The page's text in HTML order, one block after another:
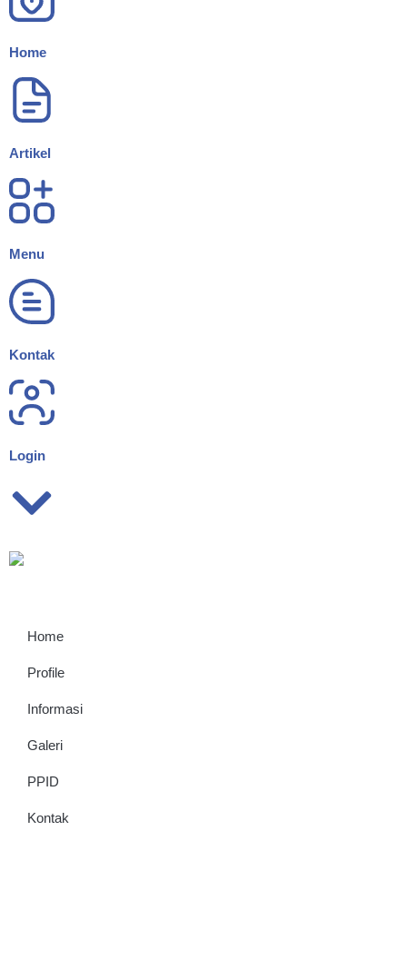
Home
Artikel
Menu
Kontak
Login
Home
Profile
Informasi
Galeri
PPID
Kontak